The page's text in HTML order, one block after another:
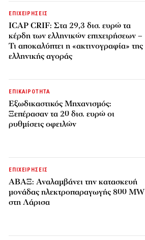
ΕΠΙΧΕΙΡΗΣΕΙΣ
ICAP CRIF: Στα 29,3 δισ. ευρώ τα
κέρδη των ελληνικών επιχειρήσεων –
Τι αποκαλύπτει η «ακτινογραφία» της
ελληνικής αγοράς
ΕΠΙΚΑΙΡΟΤΗΤΑ
Εξωδικαστικός Μηχανισμός:
Ξεπέρασαν τα 20 δισ. ευρώ οι
ρυθμίσεις οφειλών
ΕΠΙΧΕΙΡΗΣΕΙΣ
ΑΒΑΞ: Αναλαμβάνει την κατασκευή
μονάδας ηλεκτροπαραγωγής 800 MW
στη Λάρισα